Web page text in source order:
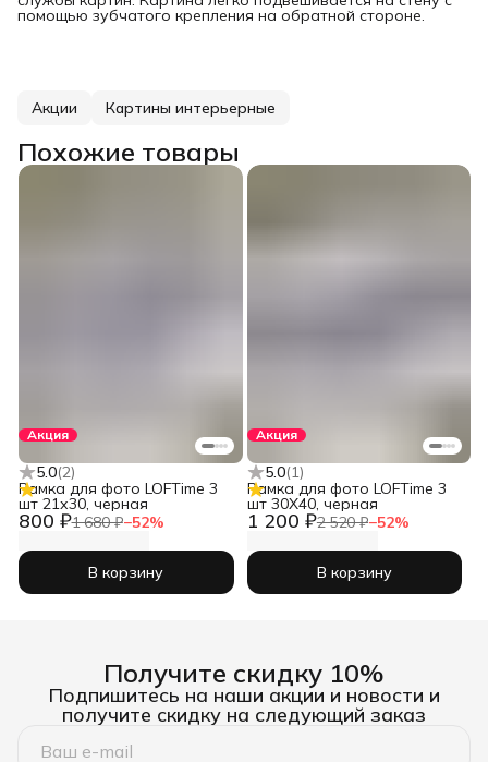
помощью зубчатого крепления на обратной стороне.
Акции Картины интерьерные
Похожие товары
Акция
5.0(2)
800 ₽1 680 ₽−52%
Рамка для фото LOFTime 3
шт 21х30, черная
В корзину
Акция
5.0(1)
1 200 ₽2 520 ₽−52%
Рамка для фото LOFTime 3
шт 30Х40, черная
В корзину
Получите скидку 10%
Подпишитесь на наши акции и новости и
получите скидку на следующий заказ